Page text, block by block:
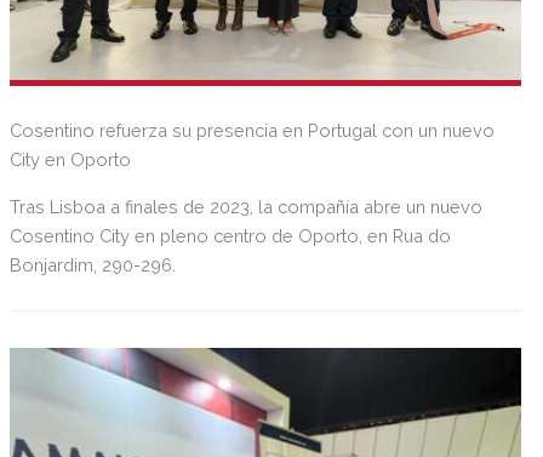
Cosentino refuerza su presencia en Portugal con un nuevo
City en Oporto
Tras Lisboa a finales de 2023, la compañía abre un nuevo
Cosentino City en pleno centro de Oporto, en Rua do
Bonjardim, 290-296.